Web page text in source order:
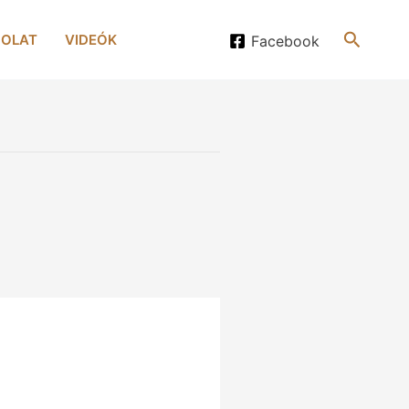
VIDEÓK Facebook Search